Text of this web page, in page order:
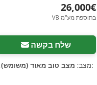
‏26,000 ‏€
VB בתוספת מע"מ
שלח בקשה
, מצב: מצב טוב מאוד (משומש)
, מספר מכונה/רכב: